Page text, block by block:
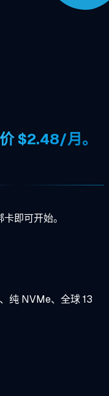
$2.48/月。
即可开始。
纯 NVMe、全球 13